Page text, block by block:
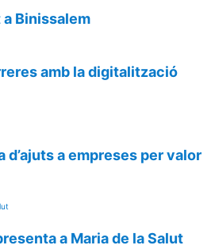
Binissalem
amb la digitalització
d’ajuts a empreses per valor
a Maria de la Salut